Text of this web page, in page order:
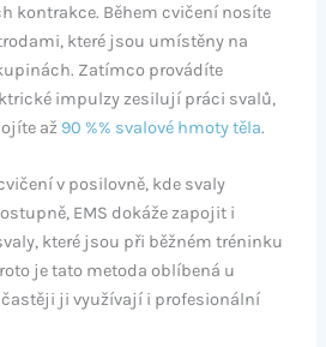
kontrakce. Během cvičení nosíte
které jsou umístěny na
Zatímco provádíte
impulzy zesilují práci svalů,
až 90 %% svalové hmoty těla.
v posilovně, kde svaly
EMS dokáže zapojit i
které jsou při běžném tréninku
je tato metoda oblíbená u
ji využívají i profesionální